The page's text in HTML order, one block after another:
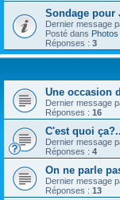
Sondage pour
Dernier message
Posté dans Photos
Réponses : 3
Une occasion
Dernier message
Réponses : 16
C'est quoi
Dernier message
Réponses : 4
On ne parle
Dernier message
Réponses : 13